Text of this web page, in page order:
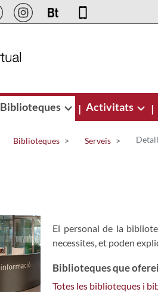
Biblioteques | Activitats |
Biblioteques Serveis
El personal de la
necessites, et poden
Biblioteques que
Totes les biblioteques i